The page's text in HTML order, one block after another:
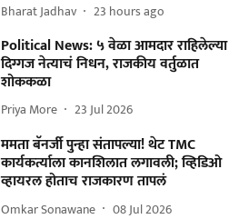
Bharat Jadhav 23 hours ago
Political News: ५ वेळा आमदार राहिलेल्या
दिग्गज नेत्याचं निधन, राजकीय वर्तुळात
शोककळा
Priya More 23 Jul 2026
ममता बॅनर्जी पुन्हा संतापल्या! थेट TMC
कार्यकर्त्याला कानशिलात लगावली; व्हिडिओ
व्हायरल होताच राजकारण तापलं
Omkar Sonawane 08 Jul 2026